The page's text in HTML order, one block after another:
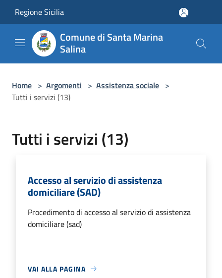
Regione Sicilia
Comune di Santa Marina
Salina
Home > Argomenti > Assistenza sociale >
Tutti i servizi (13)
Tutti i servizi (13)
Accesso al servizio di assistenza
domiciliare (SAD)
Procedimento di accesso al servizio di assistenza
domiciliare (sad)
VAI ALLA PAGINA